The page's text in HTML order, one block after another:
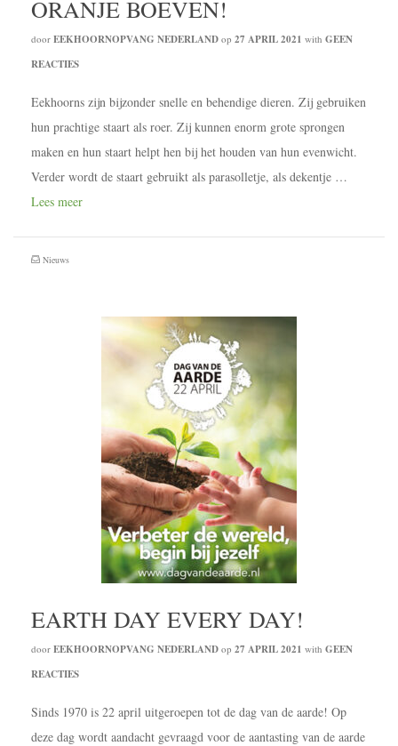
ORANJE BOEVEN!
door EEKHOORNOPVANG NEDERLAND op 27 APRIL 2021 with GEEN
REACTIES
Eekhoorns zijn bijzonder snelle en behendige dieren. Zij gebruiken
hun prachtige staart als roer. Zij kunnen enorm grote sprongen
maken en hun staart helpt hen bij het houden van hun evenwicht.
Verder wordt de staart gebruikt als parasolletje, als dekentje …
Lees meer
Nieuws
EARTH DAY EVERY DAY!
door EEKHOORNOPVANG NEDERLAND op 27 APRIL 2021 with GEEN
REACTIES
Sinds 1970 is 22 april uitgeroepen tot de dag van de aarde! Op
deze dag wordt aandacht gevraagd voor de aantasting van de aarde